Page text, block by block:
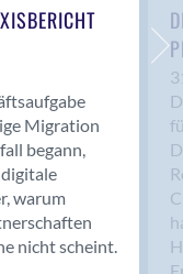
Migration
begann,
warum
nicht scheint.